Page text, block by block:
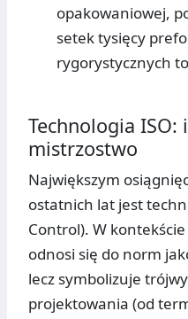
opakowaniowej,
setek tysięcy
rygorystycznych
Technologia ISO:
mistrzostwo
Największym
ostatnich lat jest
Control). W
odnosi się do norm
lecz symbolizuje
projektowania (od